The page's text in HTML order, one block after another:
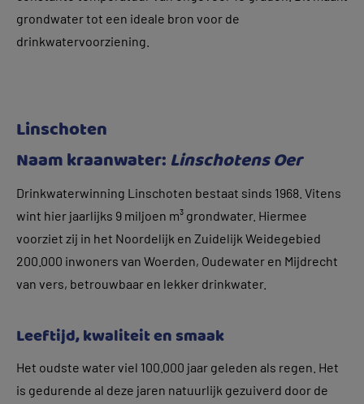
grondwater tot een ideale bron voor de
drinkwatervoorziening.
Linschoten
Naam kraanwater: Linschotens Oer
Drinkwaterwinning Linschoten bestaat sinds 1968. Vitens
wint hier jaarlijks 9 miljoen m³ grondwater. Hiermee
voorziet zij in het Noordelijk en Zuidelijk Weidegebied
200.000 inwoners van Woerden, Oudewater en Mijdrecht
van vers, betrouwbaar en lekker drinkwater.
Leeftijd, kwaliteit en smaak
Het oudste water viel 100.000 jaar geleden als regen. Het
is gedurende al deze jaren natuurlijk gezuiverd door de